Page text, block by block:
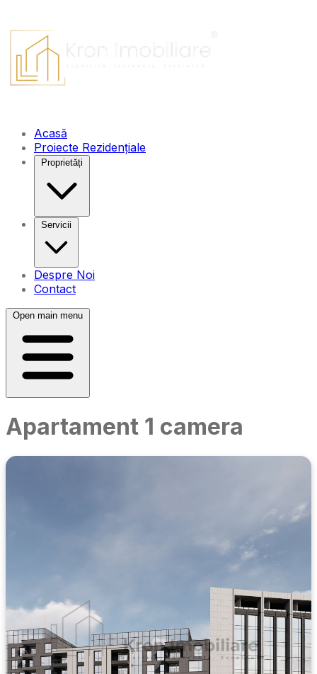
Acasă
Proiecte Rezidențiale
Proprietăți
Servicii
Despre Noi
Contact
Open main menu
Apartament 1 camera